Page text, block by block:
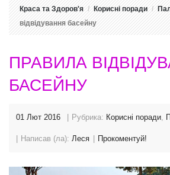
Краса та Здоров'я Корисні поради
відвідування басейну
ПРАВИЛА
БАСЕЙНУ
01 Лют 2016 Рубрика: Корисні поради,
Написав (ла): Леся Прокоментуй!